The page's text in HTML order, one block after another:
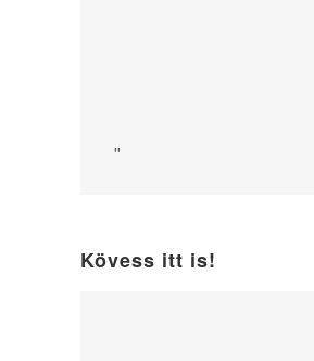
"
Kövess itt is!